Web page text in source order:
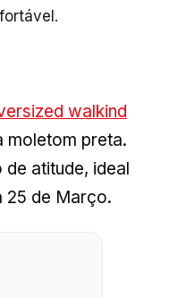
walkind
moletom preta.
atitude, ideal
25 de Março.